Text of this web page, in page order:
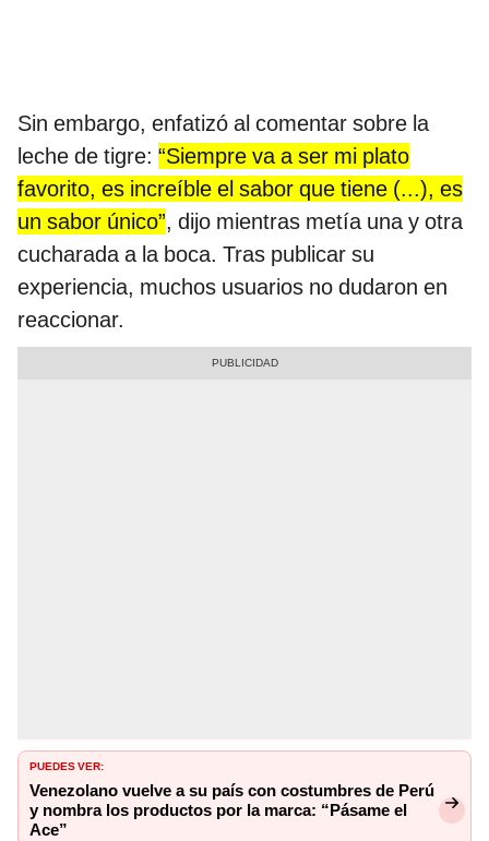
Sin embargo, enfatizó al comentar sobre la
leche de tigre: “Siempre va a ser mi plato
favorito, es increíble el sabor que tiene (...), es
un sabor único”, dijo mientras metía una y otra
cucharada a la boca. Tras publicar su
experiencia, muchos usuarios no dudaron en
reaccionar.
PUEDES VER:
Venezolano vuelve a su país con costumbres de Perú
y nombra los productos por la marca: “Pásame el
Ace”